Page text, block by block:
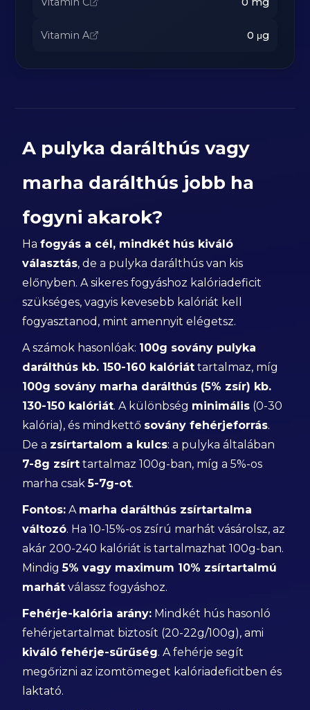
Vitamin A 0 μg
A pulyka darálthús vagy
marha darálthús jobb ha
fogyni akarok?
Hafogyás a cél, mindkét hús kiváló
választás, de a pulyka darálthús van kis
előnyben. A sikeres fogyáshoz kalóriadeficit
szükséges, vagyis kevesebb kalóriát kell
fogyasztanod, mint amennyit elégetsz.
A számok hasonlóak: 100g sovány pulyka
darálthús kb. 150-160 kalóriát tartalmaz, míg
100g sovány marha darálthús (5% zsír) kb.
130-150 kalóriát. A különbség minimális (0-30
kalória), és mindkettő sovány fehérjeforrás.
De a zsírtartalom a kulcs: a pulyka általában
7-8g zsírt tartalmaz 100g-ban, míg a 5%-os
marha csak5-7g-ot.
Fontos: A marha darálthús zsírtartalma
változó. Ha 10-15%-os zsírú marhát vásárolsz, az
akár 200-240 kalóriát is tartalmazhat 100g-ban.
Mindig5% vagy maximum 10% zsírtartalmú
marhát válassz fogyáshoz.
Fehérje-kalória arány: Mindkét hús hasonló
fehérjetartalmat biztosít (20-22g/100g), ami
kiváló fehérje-sűrűség. A fehérje segít
megőrizni az izomtömeget kalóriadeficitben és
laktató.